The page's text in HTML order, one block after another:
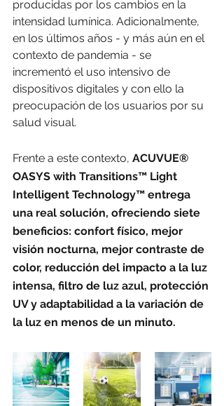
producidas por los cambios en la
intensidad lumínica. Adicionalmente,
en los últimos años - y más aún en el
contexto de pandemia - se
incrementó el uso intensivo de
dispositivos digitales y con ello la
preocupación de los usuarios por su
salud visual.
Frente a este contexto, ACUVUE®
OASYS with Transitions™ Light
Intelligent Technology™ entrega
una real solución, ofreciendo siete
beneficios: confort físico, mejor
visión nocturna, mejor contraste de
color, reducción del impacto a la luz
intensa, filtro de luz azul, protección
UV y adaptabilidad a la variación de
la luz en menos de un minuto.